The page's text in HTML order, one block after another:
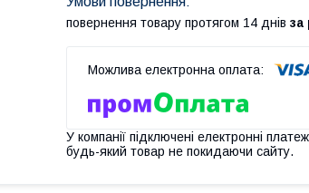
повернення товару протягом 14 днів за
У компанії підключені електронні
будь-який товар не покидаючи сайту.